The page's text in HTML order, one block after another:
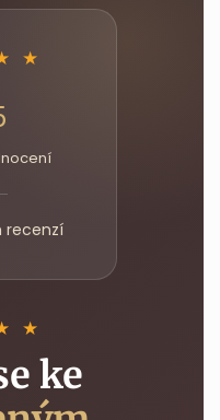
★
recenzí
★
ke